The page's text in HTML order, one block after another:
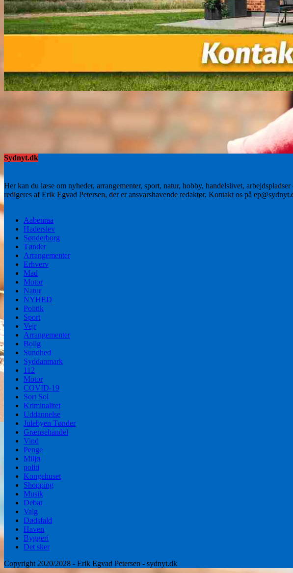
Sydnyt.dk
Her kan du læse om nyheder, arrangementer, sport, natur, hobby, handelslivet,
redigeres af Erik Egvad Petersen, der er ansvarshavende redaktør. Kontakt os på
Aabenraa
Haderslev
Sønderborg
Tønder
Arrangementer
Erhverv
Mad
Motor
Natur
NYHED
Politik
Sport
Vejr
Arrangementer
Bolig
Sundhed
Syddanmark
112
Motor
COVID-19
Sort Sol
Kriminalitet
Uddannelse
Julebyen Tønder
Grænsehandel
Vind
Penge
Miljø
politi
Kongehuset
Shopping
Musik
Debat
Valg
Dødsfald
Haven
Byggeri
Det sker
Copyright 2020/2028 - Erik Egvad Petersen - sydnyt.dk